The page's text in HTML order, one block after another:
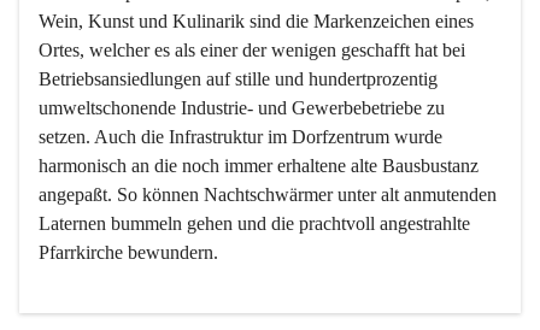
Wein, Kunst und Kulinarik sind die Markenzeichen eines
Ortes, welcher es als einer der wenigen geschafft hat bei
Betriebsansiedlungen auf stille und hundertprozentig
umweltschonende Industrie- und Gewerbebetriebe zu
setzen. Auch die Infrastruktur im Dorfzentrum wurde
harmonisch an die noch immer erhaltene alte Bausbustanz
angepaßt. So können Nachtschwärmer unter alt anmutenden
Laternen bummeln gehen und die prachtvoll angestrahlte
Pfarrkirche bewundern.
Der Weinbau dominert heute nicht mehr, ist aber integrativer